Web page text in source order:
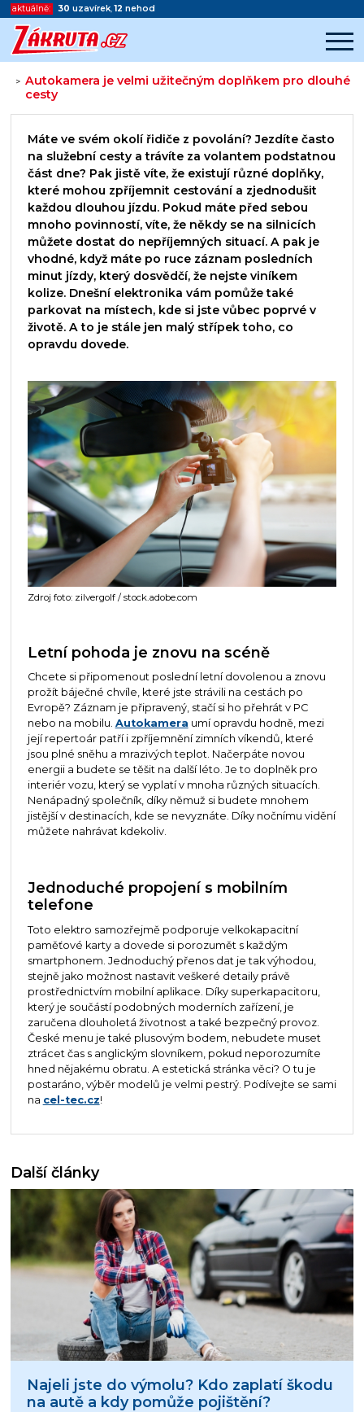
aktuálně: 30 uzavírek,12 nehod
>Autokamera je velmi užitečným doplňkem pro dlouhé
cesty
Začátek reklamy
Máte ve svém okolí řidiče z povolání? Jezdíte často
na služební cesty a trávíte za volantem podstatnou
část dne? Pak jistě víte, že existují různé doplňky,
které mohou zpříjemnit cestování a zjednodušit
každou dlouhou jízdu. Pokud máte před sebou
mnoho povinností, víte, že někdy se na silnicích
můžete dostat do nepříjemných situací. A pak je
vhodné, když máte po ruce záznam posledních
minut jízdy, který dosvědčí, že nejste viníkem
kolize. Dnešní elektronika vám pomůže také
parkovat na místech, kde si jste vůbec poprvé v
životě. A to je stále jen malý střípek toho, co
opravdu dovede.
Zdroj foto: zilvergolf / stock.adobe.com
Letní pohoda je znovu na scéně
Chcete si připomenout poslední letní dovolenou a znovu
prožít báječné chvíle, které jste strávili na cestách po
Evropě? Záznam je připravený, stačí si ho přehrát v PC
nebo na mobilu. Autokamera umí opravdu hodně, mezi
její repertoár patří i zpříjemnění zimních víkendů, které
jsou plné sněhu a mrazivých teplot. Načerpáte novou
energii a budete se těšit na další léto. Je to doplněk pro
interiér vozu, který se vyplatí v mnoha různých situacích.
Nenápadný společník, díky němuž si budete mnohem
jistější v destinacích, kde se nevyznáte. Díky nočnímu vidění
můžete nahrávat kdekoliv.
Jednoduché propojení s mobilním
telefone
Toto elektro samozřejmě podporuje velkokapacitní
paměťové karty a dovede si porozumět s každým
smartphonem. Jednoduchý přenos dat je tak výhodou,
stejně jako možnost nastavit veškeré detaily právě
prostřednictvím mobilní aplikace. Díky superkapacitoru,
který je součástí podobných moderních zařízení, je
zaručena dlouholetá životnost a také bezpečný provoz.
České menu je také plusovým bodem, nebudete muset
ztrácet čas s anglickým slovníkem, pokud neporozumíte
hned nějakému obratu. A estetická stránka věci? O tu je
postaráno, výběr modelů je velmi pestrý. Podívejte se sami
na cel-tec.cz!
Další články
Najeli jste do výmolu? Kdo zaplatí škodu
na autě a kdy pomůže pojištění?